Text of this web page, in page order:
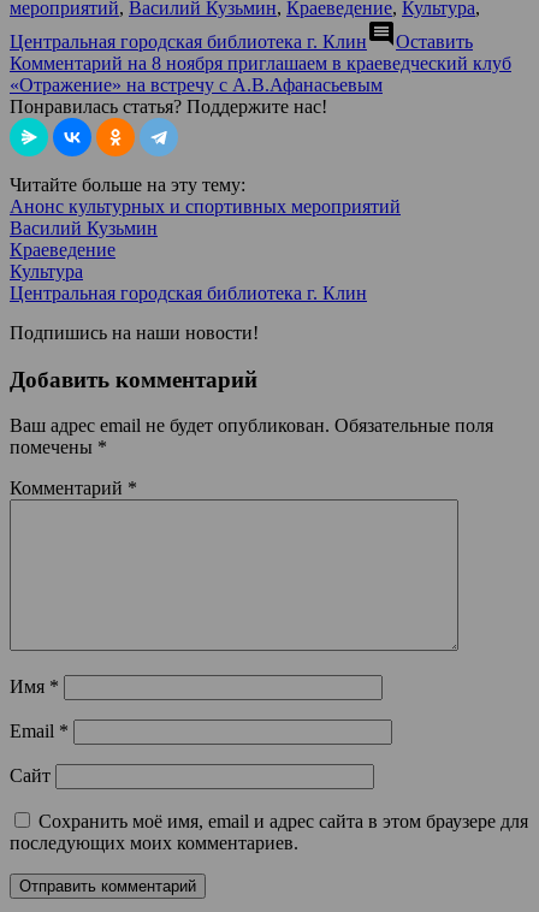
мероприятий, Василий Кузьмин, Краеведение, Культура,
Центральная городская библиотека г. Клинcomment Оставить
Комментарий на 8 ноября приглашаем в краеведческий клуб
«Отражение» на встречу с А.В.Афанасьевым
Понравилась статья? Поддержите нас!
Читайте больше на эту тему:
Анонс культурных и спортивных мероприятий
Василий Кузьмин
Краеведение
Культура
Центральная городская библиотека г. Клин
Подпишись на наши новости!
Добавить комментарий
Ваш адрес email не будет опубликован. Обязательные поля
помечены *
Комментарий *
Имя *
Email *
Сайт
Сохранить моё имя, email и адрес сайта в этом браузере для
последующих моих комментариев.